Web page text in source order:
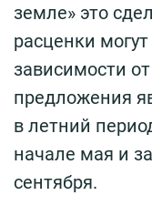
земле» это
расценки
зависимости
предложения
в летний
начале мая и
сентября.